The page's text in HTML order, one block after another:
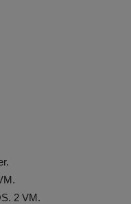
2 VM.